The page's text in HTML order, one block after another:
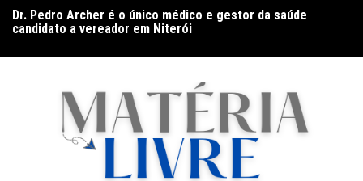
para
conteúdo
Dr. Pedro Archer é o único médico e gestor da saúde
candidato a vereador em Niterói